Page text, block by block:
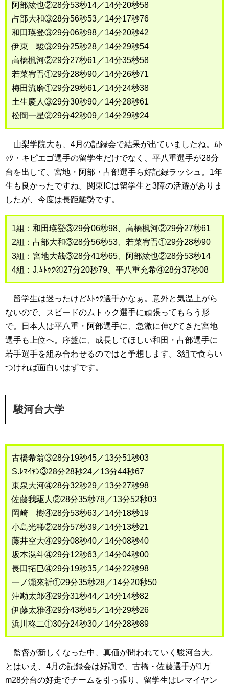
阿部紘也②28分53秒14／14分20秒58
占部大和③28分56秒53／14分17秒76
和田瑛登③29分06秒98／14分20秒42
伊東 駿③29分25秒28／14分29秒54
高橋楓河②29分27秒61／14分35秒58
若菜宥吾①29分28秒90／14分26秒71
梅田流磨①29分29秒61／14分24秒38
土生慶人③29分30秒90／14分28秒61
松岡一星②29分42秒09／14分29秒24
山梨学院大も、4月の記録会で結果が出ていましたね。ﾑﾄ
ｩｸ・キピエゴ選手の留学生だけでなく、平八重選手が28分
台を出して、宮地・阿部・占部選手ら好記録ラッシュ。1年
生も良かったですね。関東ICは留学生と3障の活躍がありま
したが、今度は長距離勢です。
1組：和田瑛登③29分06秒98、高橋楓河②29分27秒61
2組：占部大和③28分56秒53、若菜宥吾①29分28秒90
3組：宮地大哉③28分41秒65、阿部紘也②28分53秒14
4組：J.ﾑﾄｩｸ④27分20秒79、平八重充希④28分37秒08
留学生は迷ったけどﾑﾄｩｸ選手かなぁ。意外と気温上がら
ないので、スピードのムトゥク選手に頑張ってもらう形
で。日本人は平八重・阿部選手に、急激に伸びてきた宮地
選手も上位へ。序盤に、成長してほしい和田・占部選手に
若手選手を組み合わせるのではと予想します。3組で食らい
つければ面白いはずです。
駿河台大学
古橋希翁③28分19秒45／13分51秒03
S.ﾚﾏｲﾔﾝ③28分28秒24／13分44秒67
東泉大河④28分32秒29／13分27秒98
佐藤我駆人②28分35秒78／13分52秒03
岡崎 樹④28分53秒63／14分18秒19
小島光稀②28分57秒39／14分13秒21
藤井空大④29分08秒40／14分08秒40
坂本滉斗④29分12秒63／14分04秒00
長田拓巳④29分19秒35／14分22秒98
一ノ瀬來祈①29分35秒28／14分20秒50
沖勘太郎④29分31秒44／14分14秒82
伊藤太雅④29分43秒85／14分29秒26
浜川柊二①30分24秒30／14分28秒89
監督が新しくなった中、真価が問われていく駿河台大。
とはいえ、4月の記録会は好調で、古橋・佐藤選手が1万
m28分台の好走でチームを引っ張り、留学生はレマイヤン